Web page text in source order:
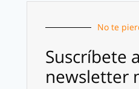
No te
Suscríbete
newsletter